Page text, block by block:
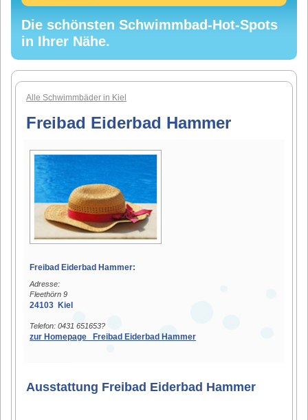
Die schönsten Schwimmbad-Hot-Spots
in Ihrer Nähe.
Alle Schwimmbäder in Kiel
Freibad Eiderbad Hammer
Freibad Eiderbad Hammer:
Adresse:
Fleethörn 9
24103 Kiel
Telefon: 0431 651653?
zur Homepage Freibad Eiderbad Hammer
Ausstattung Freibad Eiderbad Hammer